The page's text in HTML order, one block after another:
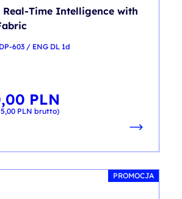
Time Intelligence with
603 / ENG DL 1d
PLN
PLN brutto)
PROMOCJA